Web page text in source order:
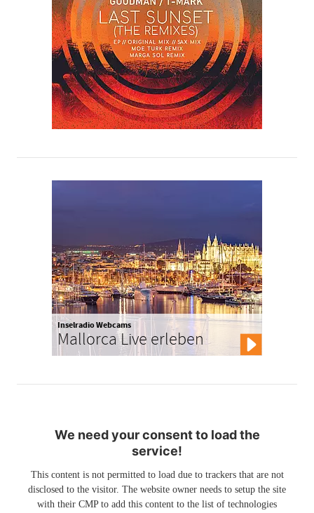
Inselradio Webcams
Mallorca Live erleben
We need your consent to load the
service!
This content is not permitted to load due to trackers that are not
disclosed to the visitor. The website owner needs to setup the site
with their CMP to add this content to the list of technologies